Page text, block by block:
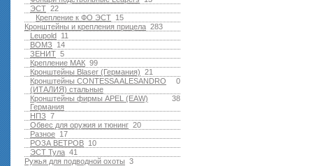
22
ЭСТ
15
Крепление к ФО ЭСТ
283
Кронштейны и крепления прицела
11
Leupold
14
ВОМЗ
5
ЗЕНИТ
99
Крепление МАК
21
Кронштейны Blaser (Германия)
0
Кронштейны CONTESSA ALESANDRO
(ИТАЛИЯ) стальные
38
Кронштейны фирмы APEL (EAW)
Германия
7
НПЗ
20
Обвес для оружия и тюнинг
17
Разное
10
РОЗА ВЕТРОВ
41
ЭСТ Тула
3
Ружья для подводной оxоты